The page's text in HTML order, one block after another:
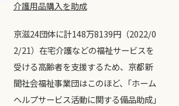
介護用品購入を助成
京滋24団体に計148万8139円（2022/0
2/21）在宅介護などの福祉サービスを
受ける高齢者を支援するため、京都新
聞社会福祉事業団はこのほど、｢ホーム
ヘルプサービス活動に関する備品助成｣